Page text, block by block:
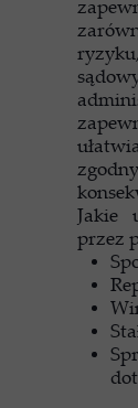
Jakie
przez